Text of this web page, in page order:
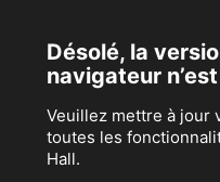
Désolé, la
navigateur
Veuillez mettre à jour
toutes les
Hall.